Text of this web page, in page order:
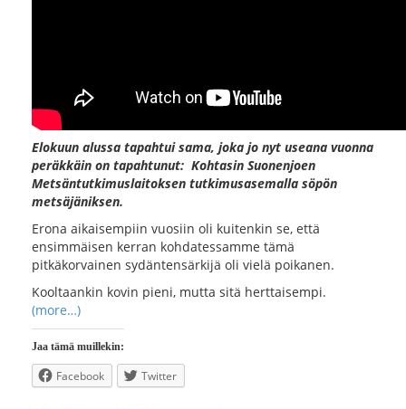
Elokuun alussa tapahtui sama, joka jo nyt useana vuonna
peräkkäin on tapahtunut: Kohtasin Suonenjoen
Metsäntutkimuslaitoksen tutkimusasemalla söpön
metsäjäniksen.
Erona aikaisempiin vuosiin oli kuitenkin se, että
ensimmäisen kerran kohdatessamme tämä
pitkäkorvainen sydäntensärkijä oli vielä poikanen.
Kooltaankin kovin pieni, mutta sitä herttaisempi.
(more…)
Jaa tämä muillekin:
Facebook Twitter